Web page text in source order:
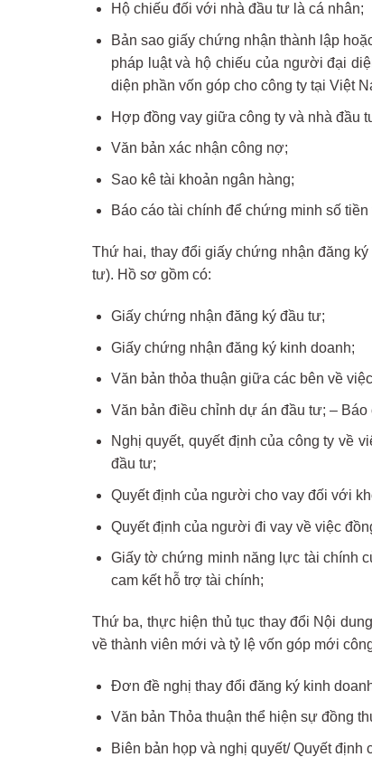
Hộ chiếu đối với nhà đầu tư là cá nhân;
Bản sao giấy chứng nhận thành lập
pháp luật và hộ chiếu của người đại
diện phần vốn góp cho công ty tại Việt
Hợp đồng vay giữa công ty và nhà đầu
Văn bản xác nhận công nợ;
Sao kê tài khoản ngân hàng;
Báo cáo tài chính để chứng minh số
Thứ hai, thay đổi giấy chứng nhận đăng
tư). Hồ sơ gồm có:
Giấy chứng nhận đăng ký đầu tư;
Giấy chứng nhận đăng ký kinh doanh;
Văn bản thỏa thuận giữa các bên về
Văn bản điều chỉnh dự án đầu tư; –
Nghị quyết, quyết định của công ty về
đầu tư;
Quyết định của người cho vay đối với
Quyết định của người đi vay về việc
Giấy tờ chứng minh năng lực tài chính
cam kết hỗ trợ tài chính;
Thứ ba, thực hiện thủ tục thay đổi Nội
về thành viên mới và tỷ lệ vốn góp mới
Đơn đề nghị thay đổi đăng ký kinh
Văn bản Thỏa thuận thể hiện sự đồng
Biên bản họp và nghị quyết/ Quyết định